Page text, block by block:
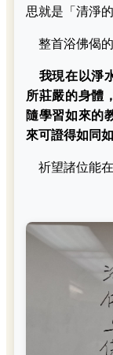
思就是「清淨
整首浴佛偈的
我現在以淨
所莊嚴的身體
隨學習如來的
來可證得如同
祈望諸位能在